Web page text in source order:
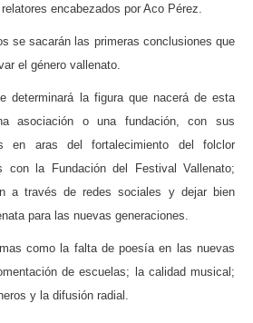
encabezados por Aco Pérez.
se sacarán las primeras conclusiones que
el género vallenato.
determinará la figura que nacerá de esta
asociación o una fundación, con sus
en aras del fortalecimiento del folclor
con la Fundación del Festival Vallenato;
a través de redes sociales y dejar bien
para las nuevas generaciones.
como la falta de poesía en las nuevas
de escuelas; la calidad musical;
y la difusión radial.